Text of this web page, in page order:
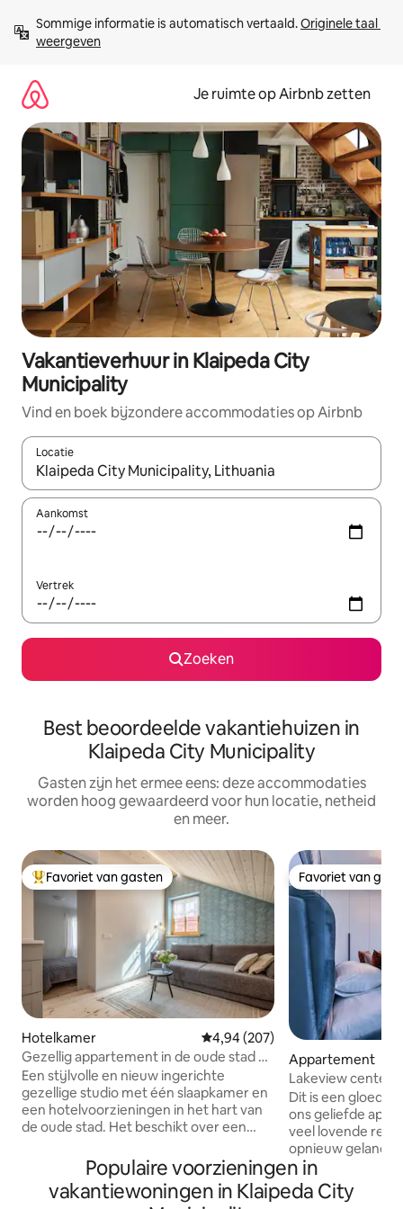
direct
naar
Sommige informatie is automatisch vertaald. Originele taal
weergeven
Je ruimte op Airbnb zetten
Vakantieverhuur in Klaipeda City
Municipality
Vind en boek bijzondere accommodaties op Airbnb
Locatie
Wanneer er suggesties beschikbaar zijn, maak je een keuze
Aankomst
Vertrek
Zoeken
Best beoordeelde vakantiehuizen in
Klaipeda City Municipality
Gasten zijn het ermee eens: deze accommodaties
worden hoog gewaardeerd voor hun locatie, netheid
en meer.
Topfavoriet van gasten
Favoriet van gasten
Hotelkamer Gemiddelde beoordeling van
4,94 (207)
Gezellig appartement in de oude stad bij
B2 Apt.
Een stijlvolle en nieuw ingerichte
gezellige studio met één slaapkamer en
een hotelvoorzieningen in het hart van
de oude stad. Het beschikt over een
bank , een uitgeruste keuken met een
verscheidenheid aan theeselectie, een
multifunctioneel bureau voor werk en
Favoriet van
Favoriet van
Appartement
Lakeview center
gratis parkeren
Dit is een
ons geliefde
veel lovende
opnieuw
wijziging in onze
Ervaar de luxe
uitzicht op het
Populaire voorzieningen in
vakantiewoningen in Klaipeda City